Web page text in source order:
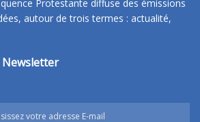
Protestante diffuse des émissions
autour de trois termes : actualité,
Newsletter